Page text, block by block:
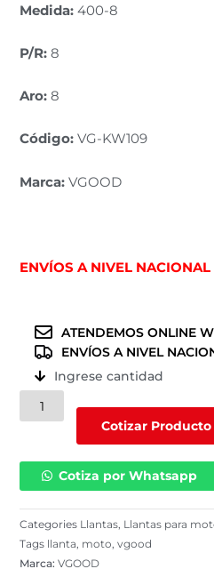
Medida: 400-8
P/R: 8
Aro: 8
Código: VG-KW109
Marca: VGOOD
ENVÍOS A NIVEL NACIONAL
ATENDEMOS ONLINE
ENVÍOS A NIVEL
Ingrese cantidad
LLANTAS
400-
P/BAJAJ
|
VG-
KW109
Cotizar Producto
Cotiza por Whatsapp
Categories Llantas, Llantas para
Tags llanta, moto,vgood
Marca:VGOOD